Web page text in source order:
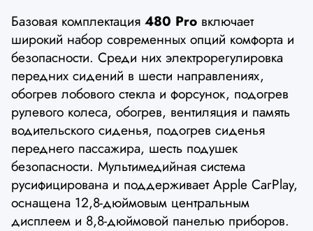
Базовая комплектация 480 Pro включает
широкий набор современных опций комфорта и
безопасности. Среди них электрорегулировка
передних сидений в шести направлениях,
обогрев лобового стекла и форсунок, подогрев
рулевого колеса, обогрев, вентиляция и память
водительского сиденья, подогрев сиденья
переднего пассажира, шесть подушек
безопасности. Мультимедийная система
русифицирована и поддерживает Apple CarPlay,
оснащена 12,8-дюймовым центральным
дисплеем и 8,8-дюймовой панелью приборов.